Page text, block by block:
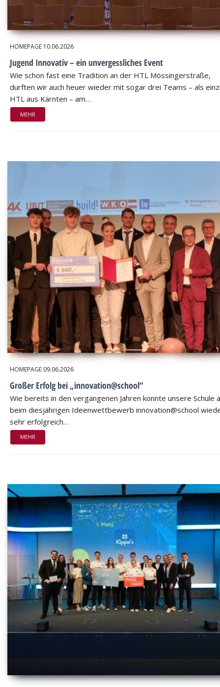
HOMEPAGE 10.06.2026
Jugend Innovativ – ein unvergessliches Event
Wie schon fast eine Tradition an der HTL Mössingerstraße,
durften wir auch heuer wieder mit sogar drei Teams – als
HTL aus Kärnten – am…
MEHR
HOMEPAGE 09.06.2026
Großer Erfolg bei „innovation@school“
Wie bereits in den vergangenen Jahren konnte unsere Schule
beim diesjährigen Ideenwettbewerb innovation@school
sehr erfolgreich…
MEHR